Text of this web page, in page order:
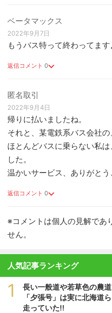
ベータマックス
2022年9月7日
もうバス特って終わってます
返信コメント 0
匿名取引
2022年9月4日
帰りに払いましたね。
それと、某電鉄系バス会社の
ほとんどバスに乗らない私
した。
温かいサービス、ありがとう
返信コメント 0
※コメントは個人の見解であ
せん。
人気記事ランキング
1
長い一般道や若草色の農
「夕張号」は実に北海道
走っていた!!